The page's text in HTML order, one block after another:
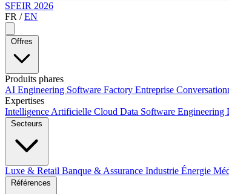
SFEIR 2026
FR / EN
Offres
Produits phares
AI Engineering Software Factory Entreprise
Expertises
Intelligence Artificielle Cloud Data Software Engineering
Secteurs
Luxe & Retail Banque & Assurance Industrie Énergie
Références